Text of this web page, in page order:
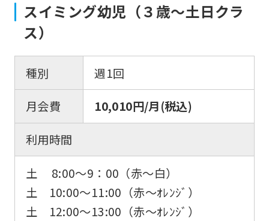
スイミング幼児（３歳～土日クラ
ス）
種別
週1回
月会費
10,010円/月(税込)
利用時間
土 8:00～9：00（赤～白）
土 10:00～11:00（赤～ｵﾚﾝｼﾞ）
土 12:00～13:00（赤～ｵﾚﾝｼﾞ）